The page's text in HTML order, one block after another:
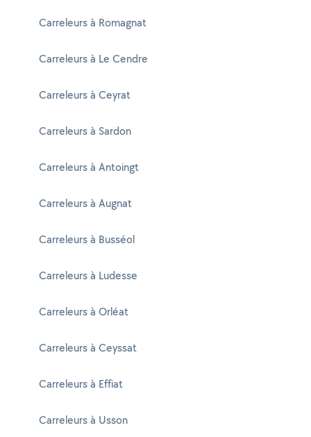
Carreleurs à Romagnat
Carreleurs à Le Cendre
Carreleurs à Ceyrat
Carreleurs à Sardon
Carreleurs à Antoingt
Carreleurs à Augnat
Carreleurs à Busséol
Carreleurs à Ludesse
Carreleurs à Orléat
Carreleurs à Ceyssat
Carreleurs à Effiat
Carreleurs à Usson